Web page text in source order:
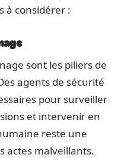
à considérer :
sont les piliers de
agents de sécurité
pour surveiller
et intervenir en
reste une
actes malveillants.